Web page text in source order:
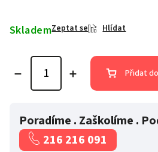
SklademZeptat se Hlídat
Přidat
Poradíme . Zaškolíme .
216 216 091